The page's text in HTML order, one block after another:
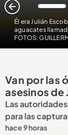
Él era Julián
aguacates
FOTOS:
1
Van por las
asesinos de
Las
para las
hace 9 horas